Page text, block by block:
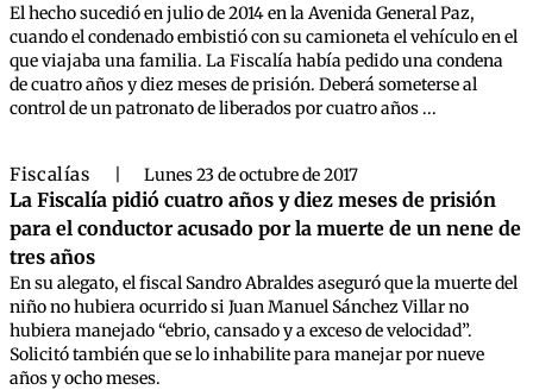
El hecho sucedió en julio de 2014 en la Avenida General Paz,
cuando el condenado embistió con su camioneta el vehículo en el
que viajaba una familia. La Fiscalía había pedido una condena
de cuatro años y diez meses de prisión. Deberá someterse al
control de un patronato de liberados por cuatro años ...
Fiscalías Lunes 23 de octubre de 2017
La Fiscalía pidió cuatro años y diez meses de prisión
para el conductor acusado por la muerte de un nene de
tres años
En su alegato, el fiscal Sandro Abraldes aseguró que la muerte del
niño no hubiera ocurrido si Juan Manuel Sánchez Villar no
hubiera manejado “ebrio, cansado y a exceso de velocidad”.
Solicitó también que se lo inhabilite para manejar por nueve
años y ocho meses.